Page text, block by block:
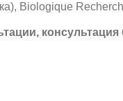
Biologique
консультация